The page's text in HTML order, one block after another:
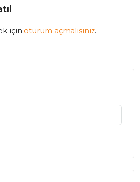
için oturum açmalısınız.